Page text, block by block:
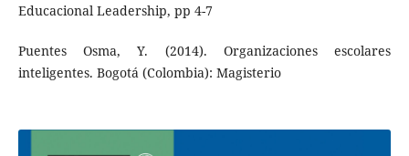
Educacional Leadership, pp 4-7
Puentes Osma, Y. (2014). Organizaciones escolares
inteligentes. Bogotá (Colombia): Magisterio